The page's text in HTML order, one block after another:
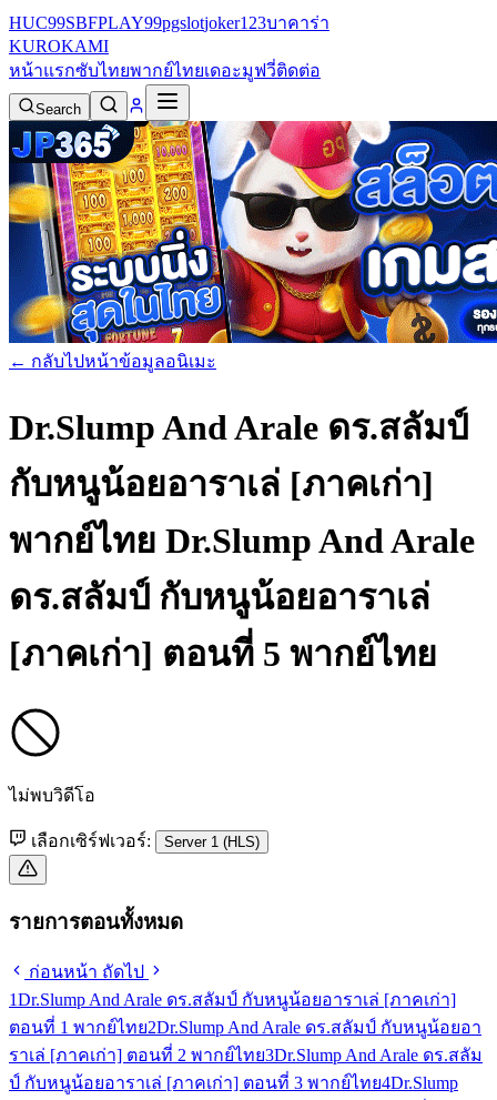
HUC99SBFPLAY99pgslotjoker123บาคาร่า
KUROKAMI
หน้าแรกซับไทยพากย์ไทยเดอะมูฟวี่ติดต่อ
Search
← กลับไปหน้าข้อมูลอนิเมะ
Dr.Slump And Arale ดร.สลัมป์
กับหนูน้อยอาราเล่ [ภาคเก่า]
พากย์ไทย Dr.Slump And Arale
ดร.สลัมป์ กับหนูน้อยอาราเล่
[ภาคเก่า] ตอนที่ 5 พากย์ไทย
ไม่พบวิดีโอ
เลือกเซิร์ฟเวอร์: Server 1 (HLS)
รายการตอนทั้งหมด
ก่อนหน้า ถัดไป
1Dr.Slump And Arale ดร.สลัมป์ กับหนูน้อยอาราเล่ [ภาคเก่า]
ตอนที่ 1 พากย์ไทย2Dr.Slump And Arale ดร.สลัมป์ กับหนูน้อยอา
ราเล่ [ภาคเก่า] ตอนที่ 2 พากย์ไทย3Dr.Slump And Arale ดร.สลัม
ป์ กับหนูน้อยอาราเล่ [ภาคเก่า] ตอนที่ 3 พากย์ไทย4Dr.Slump